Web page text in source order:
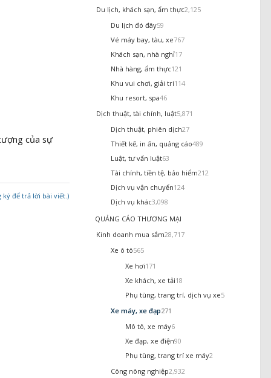
của sự
ký để trả lời bài viết.)
Du lịch, khách sạn, ẩm thực2,125
Du lịch đó đây59
Vé máy bay, tàu, xe767
Khách sạn, nhà nghỉ17
Nhà hàng, ẩm thực121
Khu vui chơi, giải trí114
Khu resort, spa46
Dịch thuật, tài chính, luật5,871
Dịch thuật, phiên dịch27
Thiết kế, in ấn, quảng cáo489
Luật, tư vấn luật63
Tài chính, tiền tệ, bảo hiểm212
Dịch vụ vận chuyển124
Dịch vụ khác3,098
QUẢNG CÁO THƯƠNG MẠI
Kinh doanh mua sắm28,717
Xe ô tô565
Xe hơi171
Xe khách, xe tải18
Phụ tùng, trang trí, dịch vụ xe5
Xe máy, xe đạp271
Mô tô, xe máy6
Xe đạp, xe điện90
Phụ tùng, trang trí xe máy2
Công nông nghiệp2,932